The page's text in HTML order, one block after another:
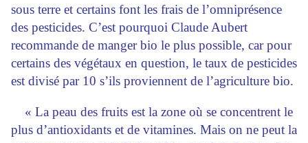
sous terre et certains font les frais de l’omniprésence
des pesticides. C’est pourquoi Claude Aubert
recommande de manger bio le plus possible, car pour
certains des végétaux en question, le taux de pesticides
est divisé par 10 s’ils proviennent de l’agriculture bio.
« La peau des fruits est la zone où se concentrent le
plus d’antioxidants et de vitamines. Mais on ne peut la